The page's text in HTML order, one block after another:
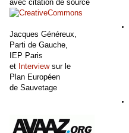
avec citation de source
Jacques Généreux,
Parti de Gauche,
IEP Paris
et Interviewsur le
Plan Européen
de Sauvetage